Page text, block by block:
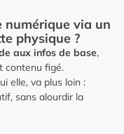
via un
physique ?
aux infos de base,
contenu figé.
elle, va plus loin :
sans alourdir la